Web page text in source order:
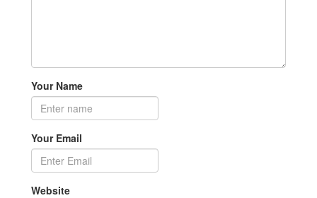
Your Name
Your Email
Website